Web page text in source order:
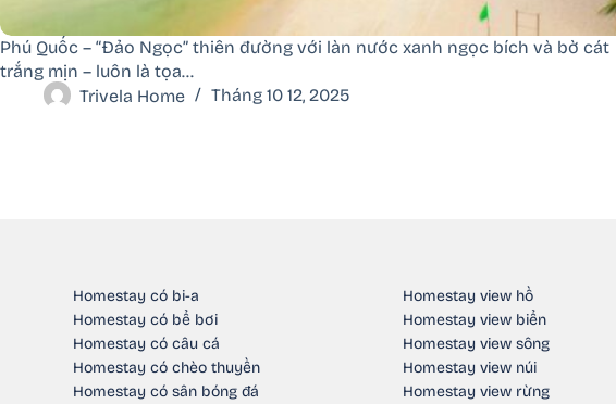
Phú Quốc – “Đảo Ngọc” thiên đường với làn nước xanh ngọc bích và bờ cát
trắng mịn – luôn là tọa…
Trivela Home
Tháng 10 12, 2025
Homestay có bi-a
Homestay có bể bơi
Homestay có câu cá
Homestay có chèo thuyền
Homestay có sân bóng đá
Homestay view hồ
Homestay view biển
Homestay view sông
Homestay view núi
Homestay view rừng